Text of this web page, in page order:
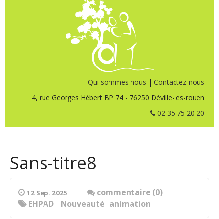
Qui sommes nous | Contactez-nous
4, rue Georges Hébert BP 74 - 76250 Déville-les-rouen
02 35 75 20 20
Sans-titre8
12 Sep. 2025
commentaire (0)
animation
EHPAD Nouveauté